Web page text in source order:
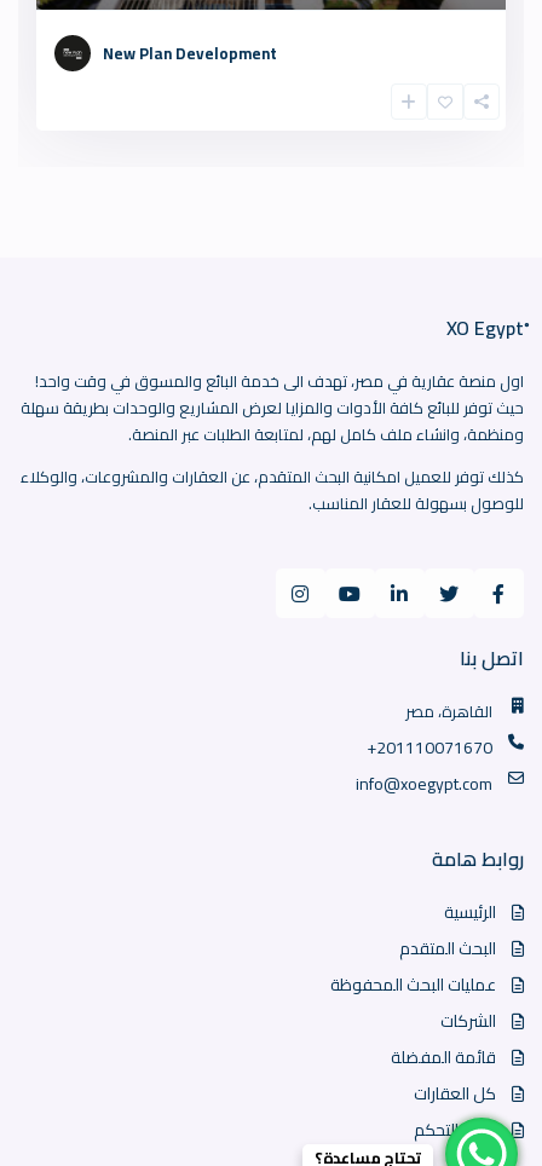
New Plan Development
اول منصة عقارية في مصر، تهدف الى خدمة البائع والمسوق في وقت واحد!
حيث توفر للبائع كافة الأدوات والمزايا لعرض المشاريع والوحدات بطريقة سهلة
ومنظمة، وانشاء ملف كامل لهم، لمتابعة الطلبات عبر المنصة.
كذلك توفر للعميل امكانية البحث المتقدم، عن العقارات والمشروعات، والوكلاء
للوصول بسهولة للعقار المناسب.
اتصل بنا
القاهرة، مصر
+201110071670
info@xoegypt.com
روابط هامة
الرئيسية
البحث المتقدم
عمليات البحث المحفوظة
الشركات
قائمة المفضلة
كل العقارات
لوحة التحكم
تحتاج مساعدة؟